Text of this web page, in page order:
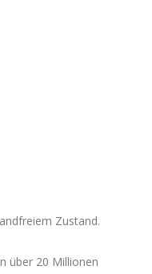
Zustand.
über 20 Millionen